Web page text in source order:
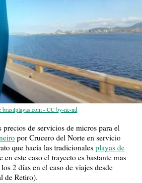
brasilplayas.com - CC by-nc-nd
precios de servicios de micros para el
por Crucero del Norte en servicio
que hacia las tradicionales playas de
en este caso el trayecto es bastante mas
2 días en el caso de viajes desde
de Retiro).